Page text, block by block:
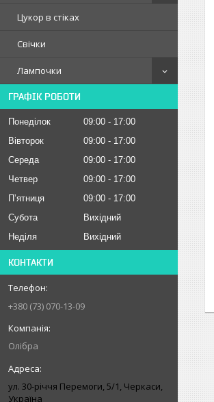
Цукор в стіках
Свічки
Лампочки
ГРАФІК РОБОТИ
Понеділок 09:00
17:00
Вівторок
09:00
17:00
Середа
09:00
17:00
Четвер
09:00
17:00
Пʼятниця
09:00
17:00
Субота
Вихідний
Неділя
Вихідний
КОНТАКТИ
+380 (73) 070-13-09
Олібра
ул. 30-рiччя Перемоги, 5/1, Черкаси,
Україна